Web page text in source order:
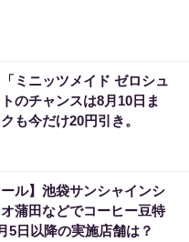
「ミニッツメイド ゼロシュ
のチャンスは8月10日ま
も今だけ20円引き。
ール】池袋サンシャインシ
蒲田などでコーヒー豆特
5日以降の実施店舗は？